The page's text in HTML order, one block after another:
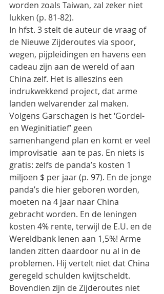
worden zoals Taiwan, zal zeker niet
lukken (p. 81-82).
In hfst. 3 stelt de auteur de vraag of
de Nieuwe Zijderoutes via spoor,
wegen, pijpleidingen en havens een
cadeau zijn aan de wereld of aan
China zelf. Het is alleszins een
indrukwekkend project, dat arme
landen welvarender zal maken.
Volgens Garschagen is het ‘Gordel-
en Weginitiatief’ geen
samenhangend plan en komt er veel
improvisatie  aan te pas. En niets is
gratis: zelfs de panda’s kosten 1
miljoen $ per jaar (p. 97). En de jonge
panda’s die hier geboren worden,
moeten na 4 jaar naar China
gebracht worden. En de leningen
kosten 4% rente, terwijl de E.U. en de
Wereldbank lenen aan 1,5%! Arme
landen zitten daardoor nu al in de
problemen. Hij vertelt niet dat China
geregeld schulden kwijtscheldt.
Bovendien zijn de Zijderoutes niet